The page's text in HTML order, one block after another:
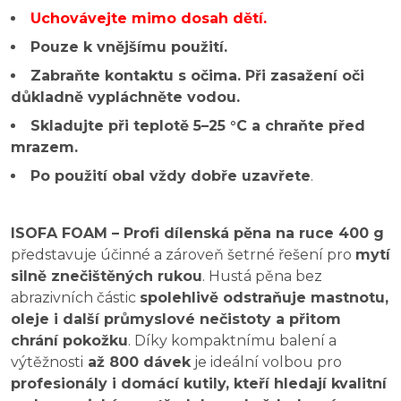
Uchovávejte mimo dosah dětí.
Pouze k vnějšímu použití.
Zabraňte kontaktu s očima. Při zasažení oči
důkladně vypláchněte vodou.
Skladujte při teplotě 5–25 °C a chraňte před
mrazem.
Po použití obal vždy dobře uzavřete.
ISOFA FOAM – Profi dílenská pěna na ruce 400 g
představuje účinné a zároveň šetrné řešení pro mytí
silně znečištěných rukou. Hustá pěna bez
abrazivních částic spolehlivě odstraňuje mastnotu,
oleje i další průmyslové nečistoty a přitom
chrání pokožku. Díky kompaktnímu balení a
výtěžnosti až 800 dávek je ideální volbou pro
profesionály i domácí kutily, kteří hledají kvalitní